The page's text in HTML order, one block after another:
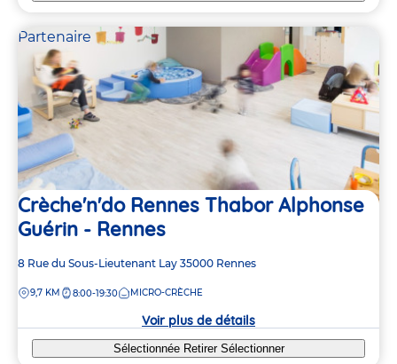
Partenaire
Crèche'n'do Rennes Thabor Alphonse
Guérin - Rennes
Adresse
la
8 Rue du Sous-Lieutenant Lay 35000 Rennes
DISTANCE
9,7 KM 8:00-19:30 MICRO-CRÈCHE
Voir plus de détails
Sélectionnée Retirer Sélectionner